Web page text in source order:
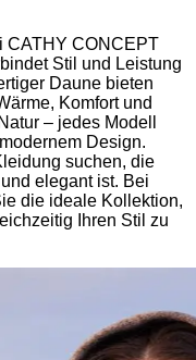
CATHY CONCEPT
Stil und Leistung
Daune bieten
Komfort und
– jedes Modell
Design.
suchen, die
elegant ist. Bei
die ideale Kollektion,
Ihren Stil zu